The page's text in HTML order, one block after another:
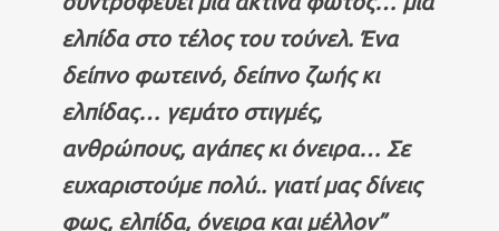
ελπίδα στο τέλος του τούνελ. Ένα
δείπνο φωτεινό, δείπνο ζωής κι
ελπίδας… γεμάτο στιγμές,
ανθρώπους, αγάπες κι όνειρα… Σε
ευχαριστούμε πολύ.. γιατί μας δίνεις
φως, ελπίδα, όνειρα και μέλλον”